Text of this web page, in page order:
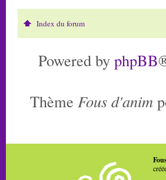
Index du forum
Powered by phpBB
Thème Fous d'anim